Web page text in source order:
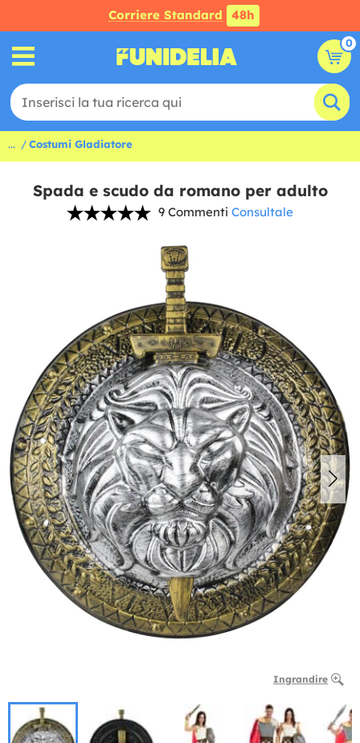
Corriere Standard 48h
0
... Costumi Gladiatore
Spada e scudo da romano per adulto
9 Commenti Consultale
Ingrandire